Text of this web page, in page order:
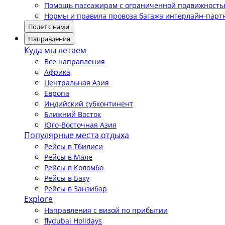
Помощь пассажирам с ограниченной
Нормы и правила провоза багажа интерлайн-
Полет с нами
Направления
Куда мы летаем
Все направления
Африка
Центральная Азия
Европа
Индийский субконтинент
Ближний Восток
Юго-Восточная Азия
Популярные места отдыха
Рейсы в Тбилиси
Рейсы в Мале
Рейсы в Коломбо
Рейсы в Баку
Рейсы в Занзибар
Explore
Направления с визой по прибытии
flydubai Holidays